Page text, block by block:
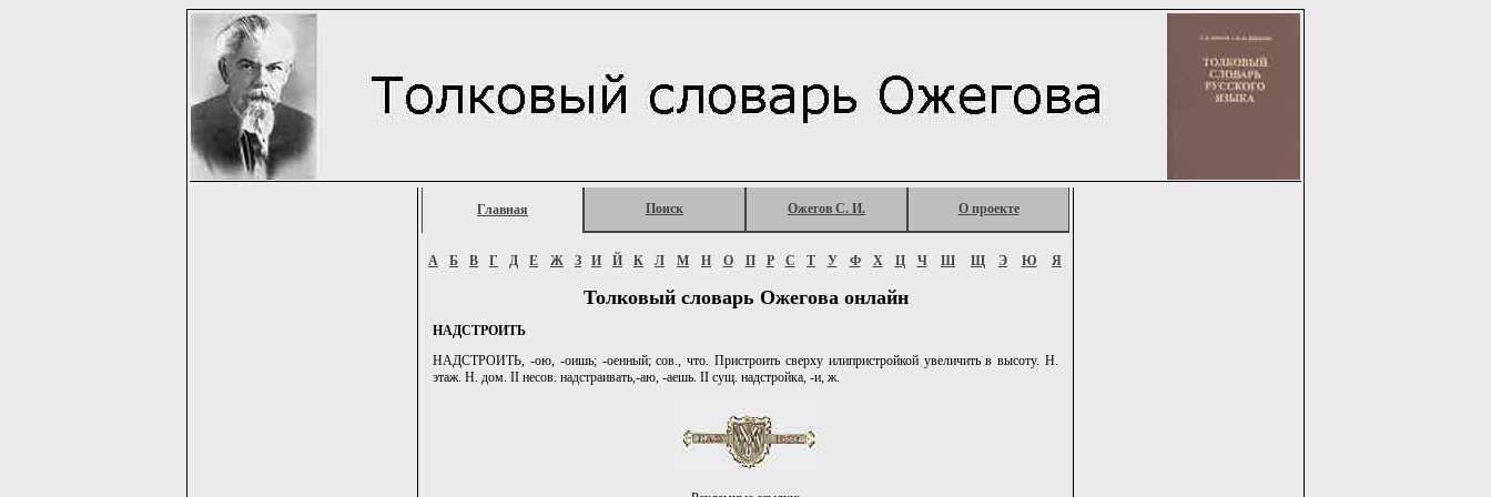
Главная Поиск Ожегов С. И. О проекте
А Б В Г Д Е Ж З И Й К Л М Н О П Р С Т У Ф Х Ц Ч Ш Щ Э Ю Я
Толковый словарь Ожегова онлайн
НАДСТРОИТЬ
НАДСТРОИТЬ, -ою, -оишь; -оенный; сов., что. Пристроить сверху илипристройкой увеличить в высоту. Н.
этаж. Н. дом. II несов. надстраивать,-аю, -аешь. II сущ. надстройка, -и, ж.